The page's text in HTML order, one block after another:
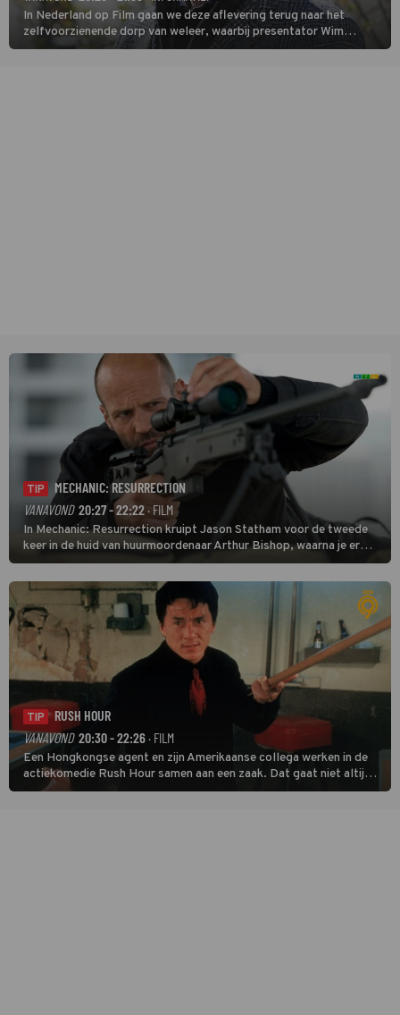
In Nederland op Film gaan we deze aflevering terug naar het
zelfvoorzienende dorp van weleer, waarbij presentator Wim
Daniëls de kijkers meeneemt op reis door de tijd aan de hand van
TIP
MECHANIC: RESURRECTION
VANAVOND 20:27 - 22:22· FILM
In Mechanic: Resurrection kruipt Jason Statham voor de tweede
keer in de huid van huurmoordenaar Arthur Bishop, waarna je er
donder op kunt zeggen dat er van Bishops geplande pensioen niet
veel terechtkomt.
TIP
RUSH HOUR
VANAVOND 20:30 - 22:26 · FILM
Een Hongkongse agent en zijn Amerikaanse collega werken in de
actiekomedie Rush Hour samen aan een zaak. Dat gaat niet altijd
van een leien dakje.